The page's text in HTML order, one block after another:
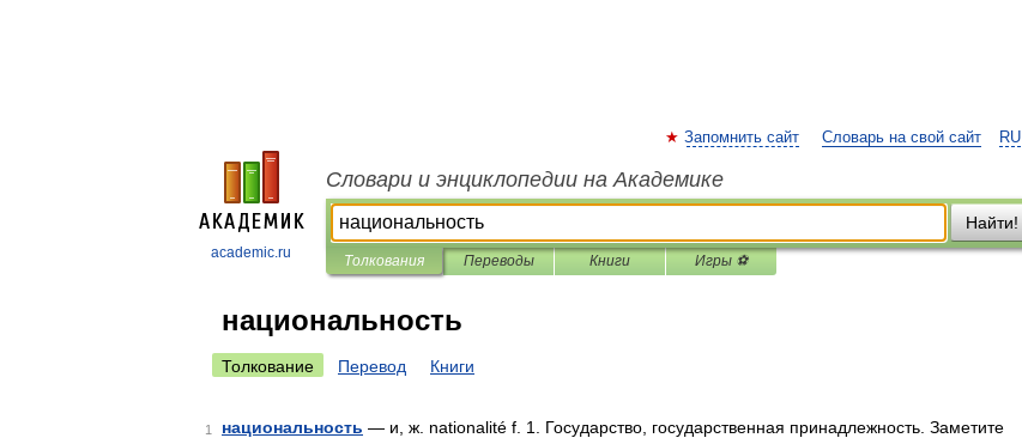
academic.ru
RU
Запомнить сайт Словарь на свой сайт
Словари и энциклопедии на Академике
Найти!
Толкования Переводы Книги Игры ⚽
национальность
Толкование Перевод Книги
1 национальность — и, ж. nationalité f. 1. Государство, государственная принадлежность. Заметите